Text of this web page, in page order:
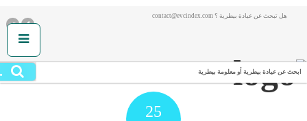
هل تبحث عن عيادة بيطرية ؟ contact@evcindex.com
ابحث عن عيادة بيطرية أو معلومة بيطرية
25